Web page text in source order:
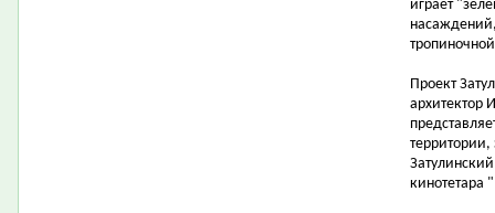
играет
Проект
архитектор
кинотетара